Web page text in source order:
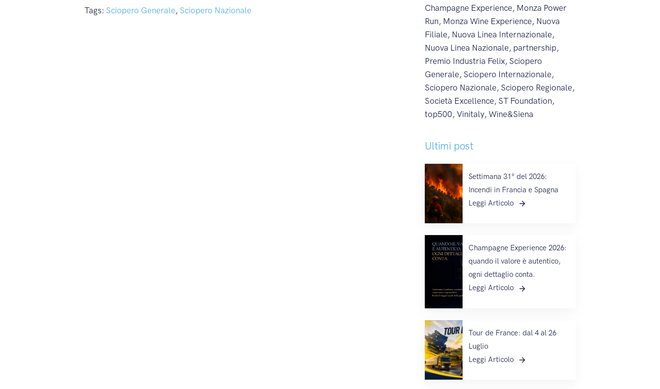
Tags: Sciopero Generale, Sciopero Nazionale
Champagne Experience, Monza Power
Run, Monza Wine Experience, Nuova
Filiale, Nuova Linea Internazionale,
Nuova Linea Nazionale, partnership,
Premio Industria Felix, Sciopero
Generale, Sciopero Internazionale,
Sciopero Nazionale, Sciopero Regionale,
Società Excellence, ST Foundation,
top500,Vinitaly,Wine&Siena
Ultimi post
Settimana 31° del 2026:
Incendi in Francia e Spagna
Leggi Articolo
Champagne Experience 2026:
quando il valore è autentico,
ogni dettaglio conta.
Leggi Articolo
Tour de France: dal 4 al 26
Luglio
Leggi Articolo